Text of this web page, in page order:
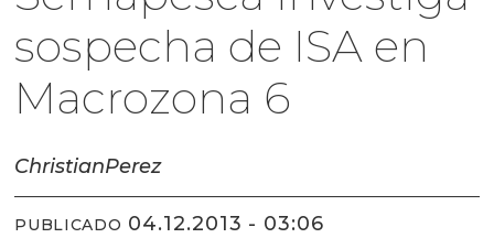
sospecha de ISA en
Macrozona 6
ChristianPerez
PUBLICADO 04.12.2013 - 03:06